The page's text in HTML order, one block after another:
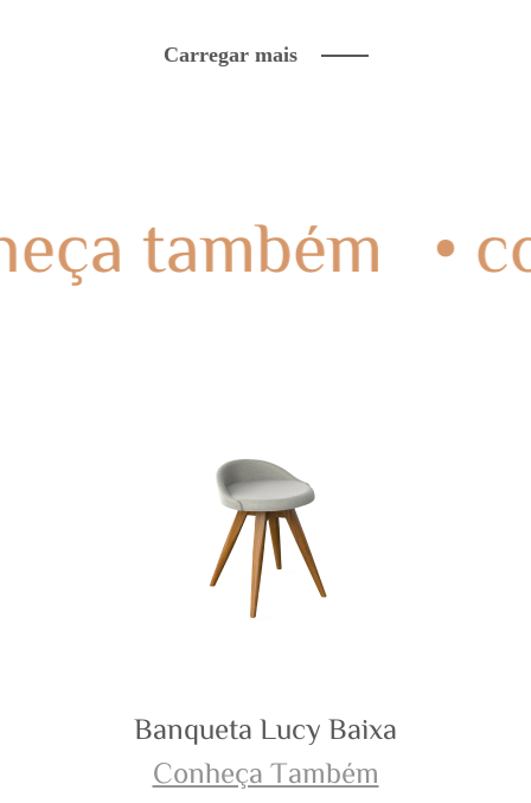
Banco Pietro
Carregar mais
também
Banqueta Lucy Baixa
Conheça Também